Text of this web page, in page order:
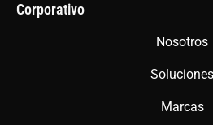
g
a
m
Corporativo
Nosotros
Soluciones
Marcas